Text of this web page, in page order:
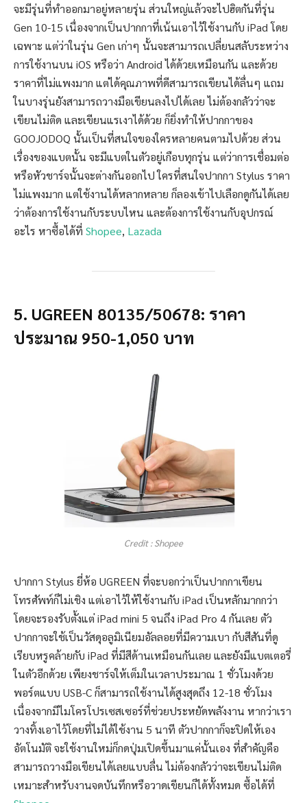
จะมีรุ่นที่ทำออกมาอยู่หลายรุ่น ส่วนใหญ่แล้วจะไปฮิตกันที่รุ่น
Gen 10-15 เนื่องจากเป็นปากกาที่เน้นเอาไว้ใช้งานกับ iPad โดย
เฉพาะ แต่ว่าในรุ่น Gen เก่าๆ นั้นจะสามารถเปลี่ยนสลับระหว่าง
การใช้งานบน iOS หรือว่า Android ได้ด้วยเหมือนกัน และด้วย
ราคาที่ไม่แพงมาก แต่ได้คุณภาพที่ดีสามารถเขียนได้ลื่นๆ แถม
ในบางรุ่นยังสามารถวางมือเขียนลงไปได้เลย ไม่ต้องกลัวว่าจะ
เขียนไม่ติด และเขียนแรเงาได้ด้วย ก็ยิ่งทำให้ปากกาของ
GOOJODOQ นั้นเป็นที่สนใจของใครหลายคนตามไปด้วย ส่วน
เรื่องของแบตนั้น จะมีแบตในตัวอยู่เกือบทุกรุ่น แต่ว่าการเชื่อมต่อ
หรือหัวชาร์จนั้นจะต่างกันออกไป ใครที่สนใจปากกา Stylus ราคา
ไม่แพงมาก แต่ใช้งานได้หลากหลาย ก็ลองเข้าไปเลือกดูกันได้เลย
ว่าต้องการใช้งานกับระบบไหน และต้องการใช้งานกับอุปกรณ์
อะไร หาซื้อได้ที่ Shopee, Lazada
5. UGREEN 80135/50678: ราคา
ประมาณ 950-1,050 บาท
Credit : Shopee
ปากกา Stylus ยี่ห้อ UGREEN ที่จะบอกว่าเป็นปากกาเขียน
โทรศัพท์ก็ไม่เชิง แต่เอาไว้ให้ใช้งานกับ iPad เป็นหลักมากกว่า
โดยจะรองรับตั้งแต่ iPad mini 5 จนถึง iPad Pro 4 กันเลย ตัว
ปากกาจะใช้เป็นวัสดุอลูมิเนียมอัลลอยที่มีความเบา กับสีสันที่ดู
เรียบหรูคล้ายกับ iPad ที่มีสีด้านเหมือนกันเลย และยังมีแบตเตอรี่
ในตัวอีกด้วย เพียงชาร์จให้เต็มในเวลาประมาณ 1 ชั่วโมงด้วย
พอร์ตแบบ USB-C ก็สามารถใช้งานได้สูงสุดถึง 12-18 ชั่วโมง
เนื่องจากมีไมโครโปรเซสเซอร์ที่ช่วยประหยัดพลังงาน หากว่าเรา
วางทิ้งเอาไว้โดยที่ไม่ได้ใช้งาน 5 นาที ตัวปากกาก็จะปิดให้เอง
อัตโนมัติ จะใช้งานใหม่ก็กดปุ่มเปิดขึ้นมาแค่นั้นเอง ที่สำคัญคือ
สามารถวางมือเขียนได้เลยแบบลื่น ไม่ต้องกลัวว่าจะเขียนไม่ติด
เหมาะสำหรับงานจดบันทึกหรือวาดเขียนก็ได้ทั้งหมด ซื้อได้ที่